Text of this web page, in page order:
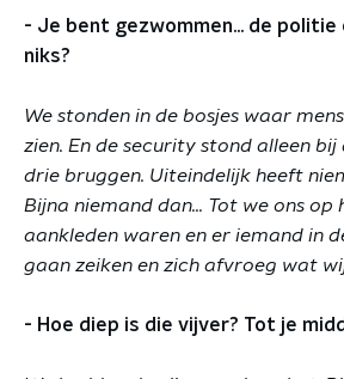
- Je bent gezwommen... de
niks?
We stonden in de bosjes waar
zien. En de security stond alleen bij
drie bruggen. Uiteindelijk heeft
Bijna niemand dan... Tot we ons
aankleden waren en er iemand in
gaan zeiken en zich afvroeg wat
- Hoe diep is die vijver? Tot je